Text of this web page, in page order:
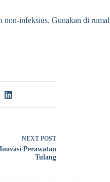
infeksius. Gunakan di
NEXT POST
Perawatan
Tulang